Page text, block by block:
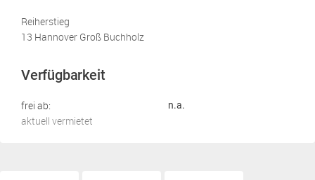
Reiherstieg
13 Hannover Groß Buchholz
Verfügbarkeit
frei ab: n.a.
aktuell vermietet